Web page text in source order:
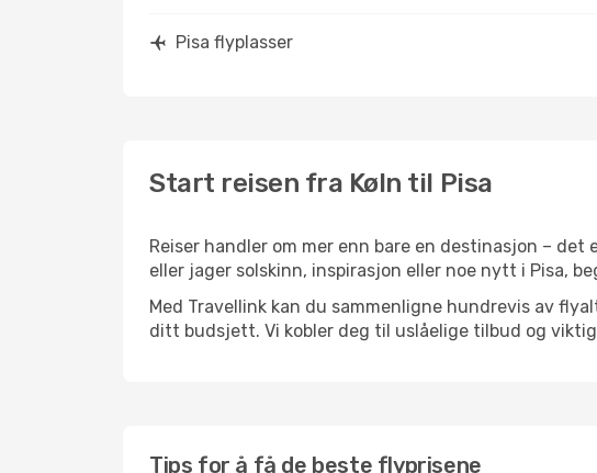
Pisa flyplasser
Start reisen fra Køln til Pisa
Reiser handler om mer enn bare en destinasjon –
eller jager solskinn, inspirasjon eller noe nytt i Pisa,
Med Travellink kan du sammenligne hundrevis av
ditt budsjett. Vi kobler deg til uslåelige tilbud og
Tips for å få de beste flyprisene